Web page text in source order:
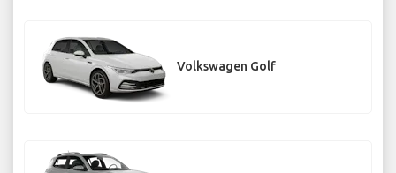
Volkswagen Golf